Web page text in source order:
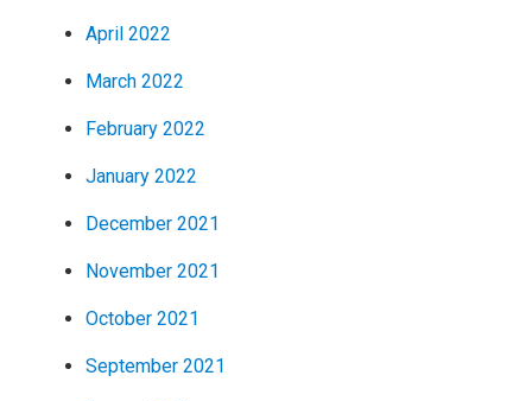
April 2022
March 2022
February 2022
January 2022
December 2021
November 2021
October 2021
September 2021